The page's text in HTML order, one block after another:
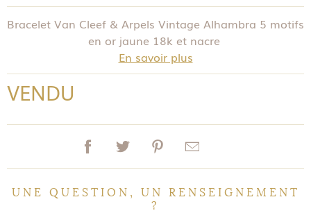
Bracelet Van Cleef & Arpels Vintage Alhambra 5 motifs
en or jaune 18k et nacre
En savoir plus
VENDU
UNE QUESTION, UN RENSEIGNEMENT
?